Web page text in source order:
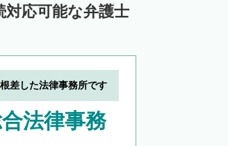
初山別村
走郡美幌町
興部町
応可能な弁護士
差した法律事務所です
法律事務